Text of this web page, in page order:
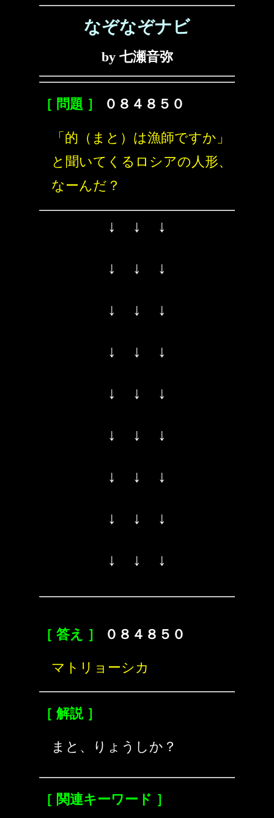
なぞなぞナビ
by 七瀬音弥
［ 問題 ］ ０８４８５０
「的（まと）は漁師ですか」
と聞いてくるロシアの人形、
なーんだ？
↓ ↓ ↓
↓ ↓ ↓
↓ ↓ ↓
↓ ↓ ↓
↓ ↓ ↓
↓ ↓ ↓
↓ ↓ ↓
↓ ↓ ↓
↓ ↓ ↓
［ 答え ］ ０８４８５０
マトリョーシカ
［ 解説 ］
まと、りょうしか？
［ 関連キーワード ］